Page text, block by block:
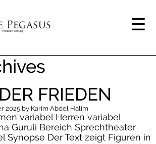
FRIEDEN
2025 by Karim Abdel Halim
variabel Herren variabel
Guruli Bereich Sprechtheater
Synopse Der Text zeigt Figuren in